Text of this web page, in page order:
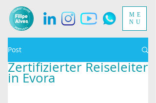
ME
NU
Post
Zertifizierter Reiseleiter
in Evora